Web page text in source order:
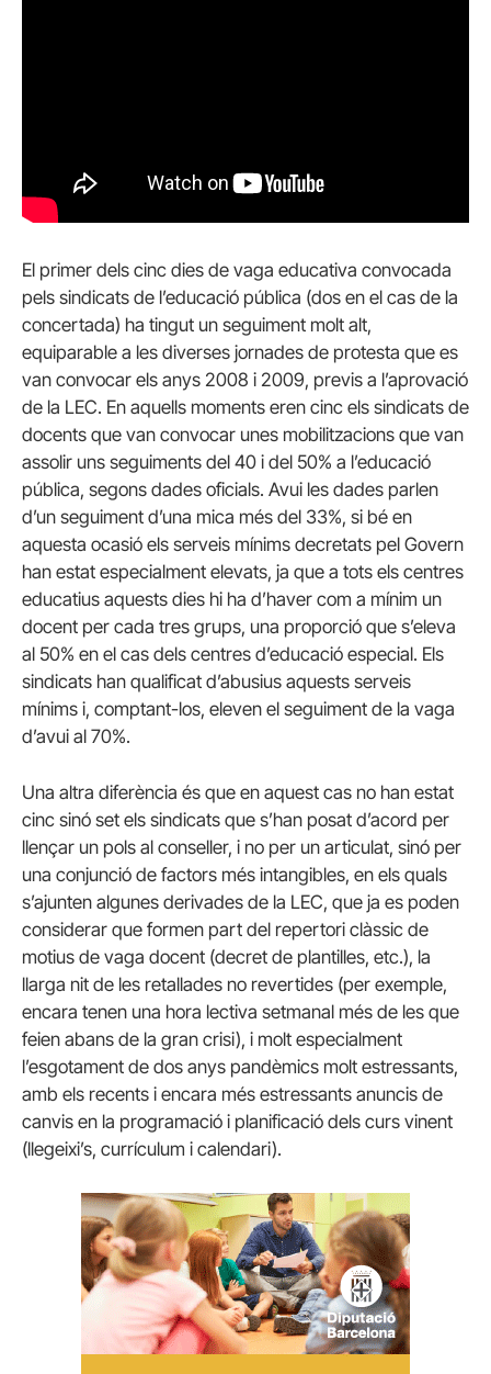
El primer dels cinc dies de vaga educativa convocada
pels sindicats de l’educació pública (dos en el cas de la
concertada) ha tingut un seguiment molt alt,
equiparable a les diverses jornades de protesta que es
van convocar els anys 2008 i 2009, previs a l’aprovació
de la LEC. En aquells moments eren cinc els sindicats de
docents que van convocar unes mobilitzacions que van
assolir uns seguiments del 40 i del 50% a l’educació
pública, segons dades oficials. Avui les dades parlen
d’un seguiment d’una mica més del 33%, si bé en
aquesta ocasió els serveis mínims decretats pel Govern
han estat especialment elevats, ja que a tots els centres
educatius aquests dies hi ha d’haver com a mínim un
docent per cada tres grups, una proporció que s’eleva
al 50% en el cas dels centres d’educació especial. Els
sindicats han qualificat d’abusius aquests serveis
mínims i, comptant-los, eleven el seguiment de la vaga
d’avui al 70%.
Una altra diferència és que en aquest cas no han estat
cinc sinó set els sindicats que s’han posat d’acord per
llençar un pols al conseller, i no per un articulat, sinó per
una conjunció de factors més intangibles, en els quals
s’ajunten algunes derivades de la LEC, que ja es poden
considerar que formen part del repertori clàssic de
motius de vaga docent (decret de plantilles, etc.), la
llarga nit de les retallades no revertides (per exemple,
encara tenen una hora lectiva setmanal més de les que
feien abans de la gran crisi), i molt especialment
l’esgotament de dos anys pandèmics molt estressants,
amb els recents i encara més estressants anuncis de
canvis en la programació i planificació dels curs vinent
(llegeixi’s, currículum i calendari).